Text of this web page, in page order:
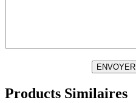
ENVOYER
Products Similaires